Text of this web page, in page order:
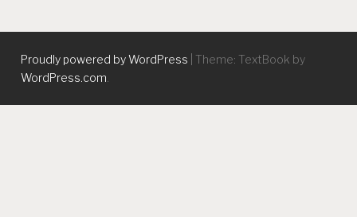
Proudly powered by WordPress
Theme: TextBook by
WordPress.com